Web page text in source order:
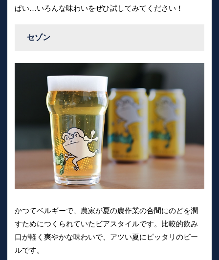
ぱい…いろんな味わいをぜひ試してみてください！
セゾン
かつてベルギーで、農家が夏の農作業の合間にのどを潤
すためにつくられていたビアスタイルです。比較的飲み
口が軽く爽やかな味わいで、アツい夏にピッタリのビー
ルです。